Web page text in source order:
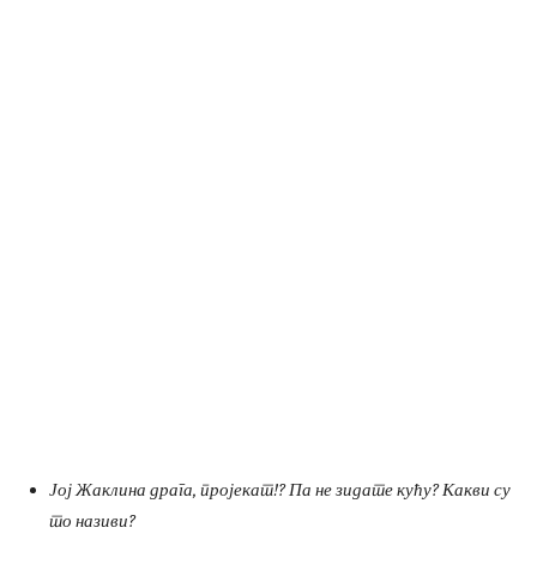
Јој Жаклина драга, пројекат!? Па не зидате кућу? Какви су
то називи?